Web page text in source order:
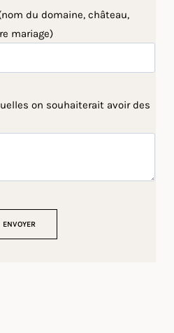
du domaine, château,
mariage)
on souhaiterait avoir des